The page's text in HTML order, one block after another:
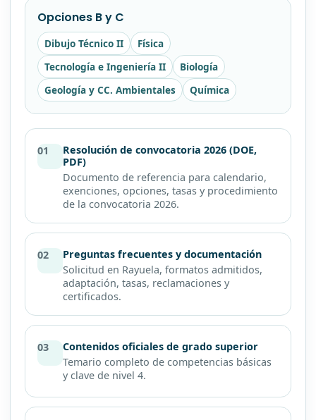
Opciones B y C
Dibujo Técnico II
Física
Tecnología e Ingeniería II
Biología
Geología y CC. Ambientales
Química
01
Resolución de convocatoria 2026 (DOE,
PDF)
Documento de referencia para calendario,
exenciones, opciones, tasas y procedimiento
de la convocatoria 2026.
02
Preguntas frecuentes y documentación
Solicitud en Rayuela, formatos admitidos,
adaptación, tasas, reclamaciones y
certificados.
03
Contenidos oficiales de grado superior
Temario completo de competencias básicas
y clave de nivel 4.